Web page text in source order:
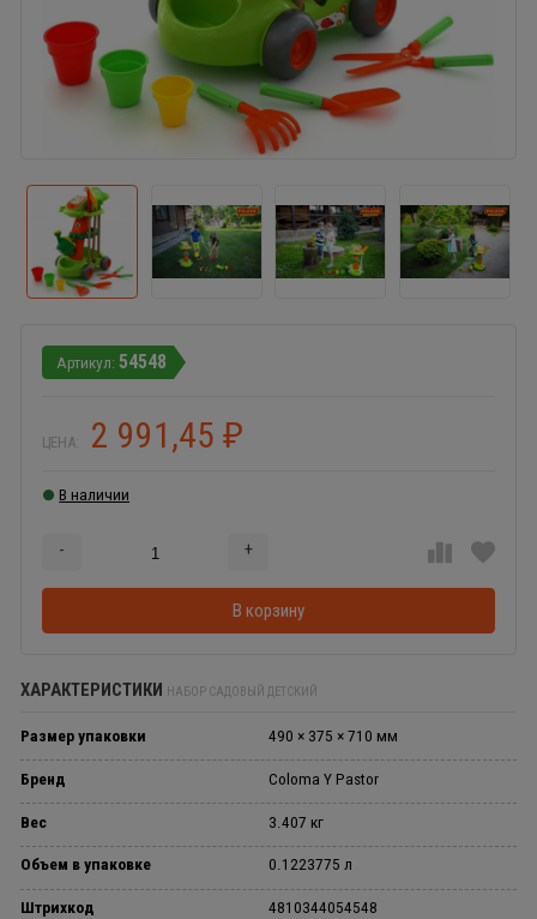
54548
ЦЕНА: 2 991,45 ₽
В наличии
- +
В корзину
ХАРАКТЕРИСТИКИ НАБОР САДОВЫЙ ДЕТСКИЙ
Размер упаковки 490 × 375 × 710 мм
Бренд Coloma Y Pastor
Вес 3.407 кг
Объем в упаковке 0.1223775 л
Штрихкод 4810344054548